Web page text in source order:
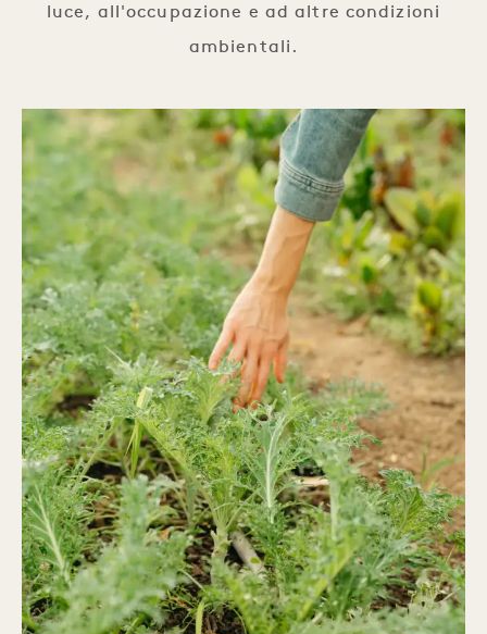
luce, all'occupazione e ad altre condizioni
ambientali.